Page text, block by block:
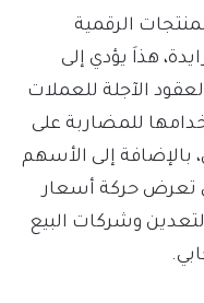
الرقمية
هذاَ يؤدي إلى
الآجلة للعملات
للمضاربة على
بالإضافة إلى الأسهم
تعرض حركة أسعار
وشركات البيع